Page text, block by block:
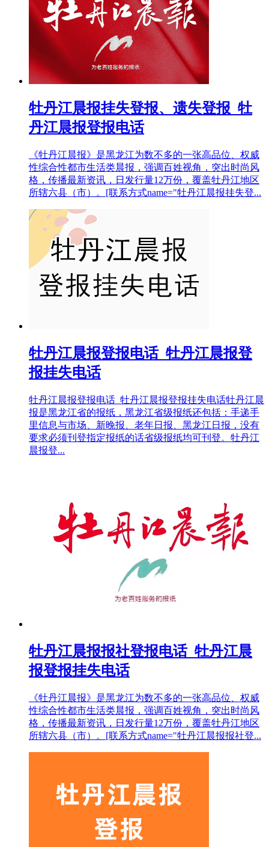
牡丹江晨报挂失登报、遗失登报_牡
丹江晨报登报电话
《牡丹江晨报》是黑龙江为数不多的一张高品位、权威
性综合性都市生活类晨报，强调百姓视角，突出时尚风
格，传播最新资讯，日发行量12万份，覆盖牡丹江地区
所辖六县（市）。[联系方式name="牡丹江晨报挂失登...
牡丹江晨报登报电话_牡丹江晨报登
报挂失电话
牡丹江晨报登报电话_牡丹江晨报登报挂失电话牡丹江晨
报是黑龙江省的报纸，黑龙江省级报纸还包括：手递手
里信息与市场、新晚报、老年日报、黑龙江日报，没有
要求必须刊登指定报纸的话省级报纸均可刊登。牡丹江
晨报登...
牡丹江晨报报社登报电话_牡丹江晨
报登报挂失电话
《牡丹江晨报》是黑龙江为数不多的一张高品位、权威
性综合性都市生活类晨报，强调百姓视角，突出时尚风
格，传播最新资讯，日发行量12万份，覆盖牡丹江地区
所辖六县（市）。[联系方式name="牡丹江晨报报社登...